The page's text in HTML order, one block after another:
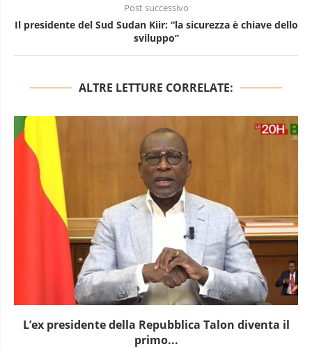
Post successivo
Il presidente del Sud Sudan Kiir: “la sicurezza è chiave dello
sviluppo”
ALTRE LETTURE CORRELATE:
L’ex presidente della Repubblica Talon diventa il
primo...